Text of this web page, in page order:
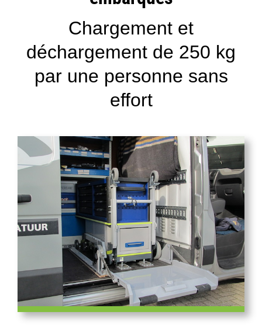
Boutique
Chargement et
déchargement de 250 kg
par une personne sans
effort